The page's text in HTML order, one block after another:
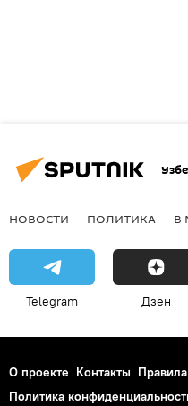
НОВОСТИ ПОЛИТИКА В
Telegram Дзен
О проекте Контакты
Политика